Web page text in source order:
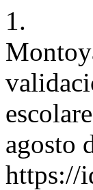
1.
agosto
https://